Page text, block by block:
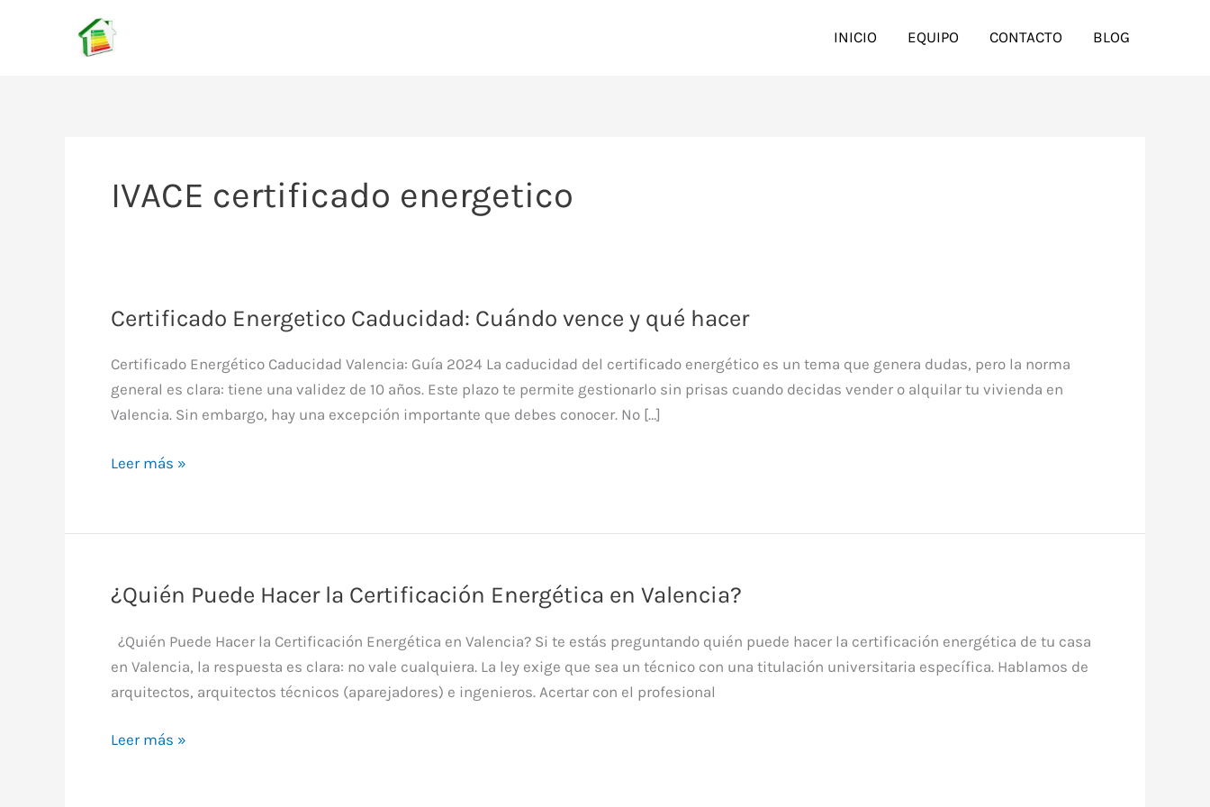
INICIO EQUIPO CONTACTO BLOG
IVACE certificado energetico
Certificado Energetico Caducidad: Cuándo vence y qué hacer
Certificado Energético Caducidad Valencia: Guía 2024 La caducidad del certificado energético es un tema que genera dudas, pero la norma
general es clara: tiene una validez de 10 años. Este plazo te permite gestionarlo sin prisas cuando decidas vender o alquilar tu vivienda en
Valencia. Sin embargo, hay una excepción importante que debes conocer. No […]
Certificado
Cuándo
y
qué
hacer
Leer más »
¿Quién Puede Hacer la Certificación Energética en Valencia?
¿Quién Puede Hacer la Certificación Energética en Valencia? Si te estás preguntando quién puede hacer la certificación energética de tu casa
en Valencia, la respuesta es clara: no vale cualquiera. La ley exige que sea un técnico con una titulación universitaria específica. Hablamos de
arquitectos, arquitectos técnicos (aparejadores) e ingenieros. Acertar con el profesional
¿Quién
Leer más »